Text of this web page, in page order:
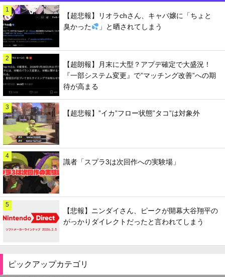
1
【超悲報】リオラchさん、キャバ嬢に「ちょと
臭かった
」と晒されてしまう
2
【超朗報】月末に大型？アプデ確定で大盛況！
『一部システム変更』で”マッチング改善”への期
待が高まる
3
【超悲報】”イカ”フロー状態”タコ”は対象外
4
識者「スプラ3は次回作への実験場」
5
【悲報】ニンダイさん、ピークが開幕大谷翔平の
がっかりダイレクトだったと言われてしまう
ピックアップカテゴリ